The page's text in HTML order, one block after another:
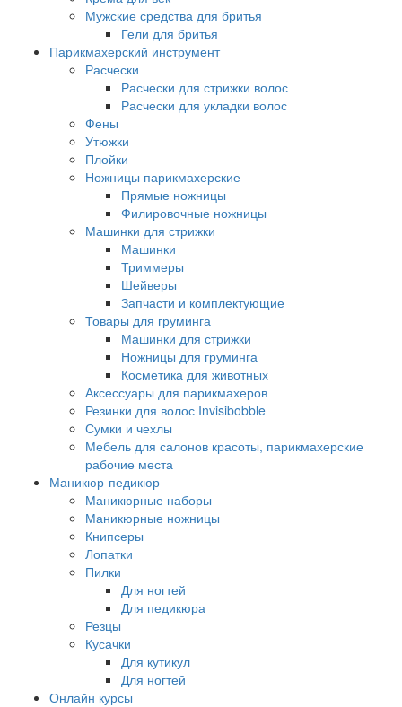
Мужские средства для бритья
Гели для бритья
Парикмахерский инструмент
Расчески
Расчески для стрижки волос
Расчески для укладки волос
Фены
Утюжки
Плойки
Ножницы парикмахерские
Прямые ножницы
Филировочные ножницы
Машинки для стрижки
Машинки
Триммеры
Шейверы
Запчасти и комплектующие
Товары для груминга
Машинки для стрижки
Ножницы для груминга
Косметика для животных
Аксессуары для парикмахеров
Резинки для волос Invisibobble
Сумки и чехлы
Мебель для салонов красоты, парикмахерские
рабочие места
Маникюр-педикюр
Маникюрные наборы
Маникюрные ножницы
Книпсеры
Лопатки
Пилки
Для ногтей
Для педикюра
Резцы
Кусачки
Для кутикул
Для ногтей
Онлайн курсы